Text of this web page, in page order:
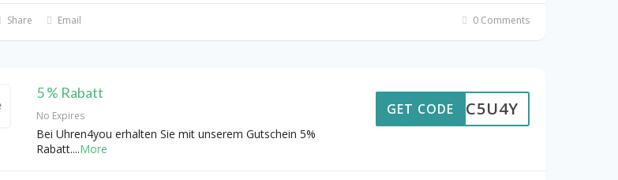
Share Email 0 Comments
5 % Rabatt
No Expires
Bei Uhren4you erhalten Sie mit unserem Gutschein 5%
Rabatt....More
DISC5U4Y
GET CODE